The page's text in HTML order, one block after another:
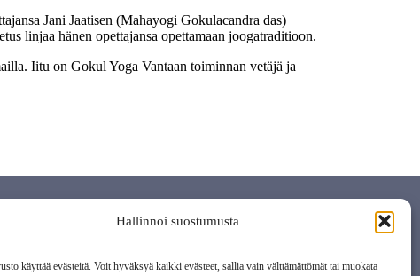
Hallinnoi suostumusta
käyttää evästeitä. Voit hyväksyä kaikki evästeet, sallia vain välttämättömät tai muokata
Jani Jaatisen (Mahayogi Gokulacandra das)
linjaa hänen opettajansa opettamaan joogatraditioon.
Iitu on Gokul Yoga Vantaan toiminnan vetäjä ja